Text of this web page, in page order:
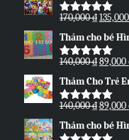
Được xếp
sao
170,000₫
price
was:
170,000
135,000
Thảm cho bé
Được xếp
sao
140,000₫
price
was:
140,000
89,000
Thảm Cho Trẻ
Được xếp
sao
140,000₫
price
was:
89,000
Thảm cho bé